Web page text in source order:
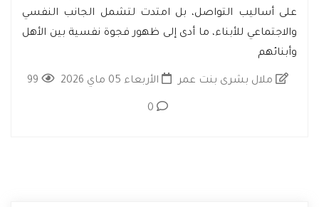
على أساليب التواصل، بل امتدت لتشمل الجانب النفسي
والاجتماعي للأبناء، ما أدى إلى ظهور فجوة نفسية بين الأهل
وأبنائهم
ملال بشرى بنت عمر الأربعاء 05 ماي 2026